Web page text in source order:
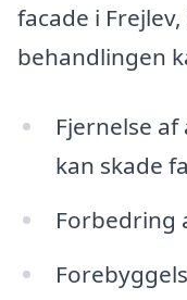
facade i
behandlingen
Fjernelse
kan skade
Forbedring